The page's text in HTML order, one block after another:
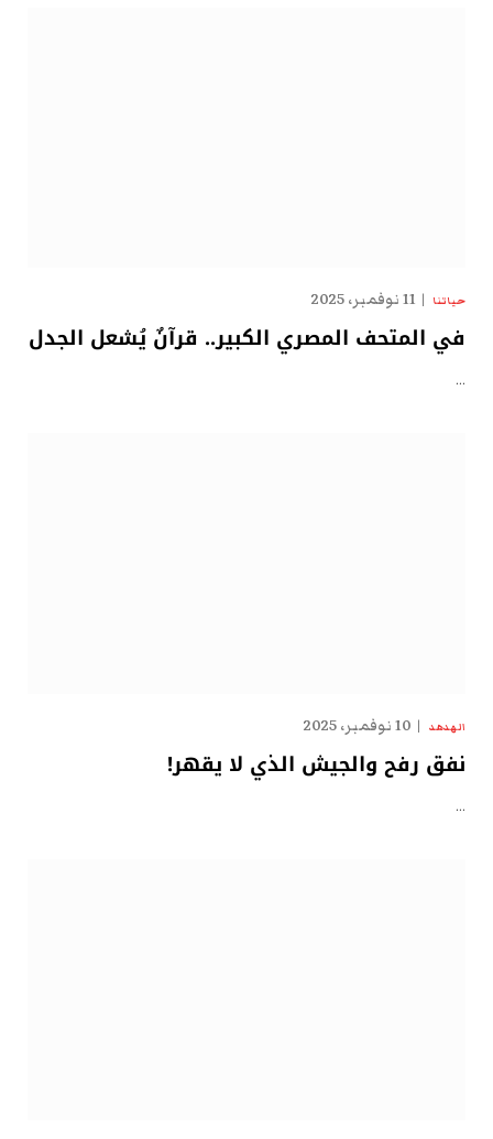
حياتنا 11 نوفمبر، 2025
في المتحف المصري الكبير.. قرآنٌ يُشعل الجدل
…
الهدهد 10 نوفمبر، 2025
نفق رفح والجيش الذي لا يقهر!
…